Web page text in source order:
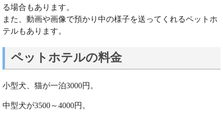
る場合もあります。
また、動画や画像で預かり中の様子を送ってくれるペットホ
テルもあります。
ペットホテルの料金
小型犬、猫が一泊3000円。
中型犬が3500～4000円。